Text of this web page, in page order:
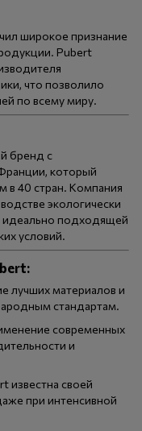
широкое признание
Pubert
что позволило
по всему миру.
бренд с
который
в 40 стран. Компания
экологически
идеально подходящей
условий.
лучших материалов и
стандартам.
современных
и
известна своей
при интенсивной